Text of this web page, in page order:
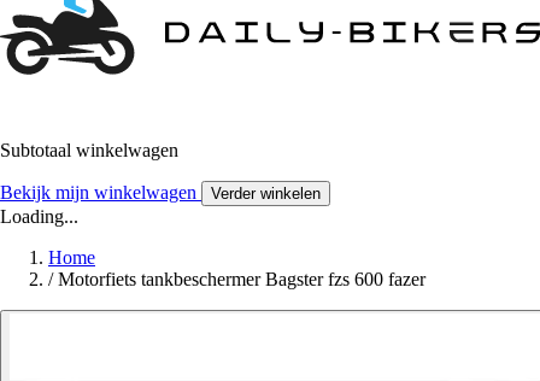
Subtotaal winkelwagen
Bekijk mijn winkelwagen Verder winkelen
Loading...
Home
/ Motorfiets tankbeschermer Bagster fzs 600 fazer